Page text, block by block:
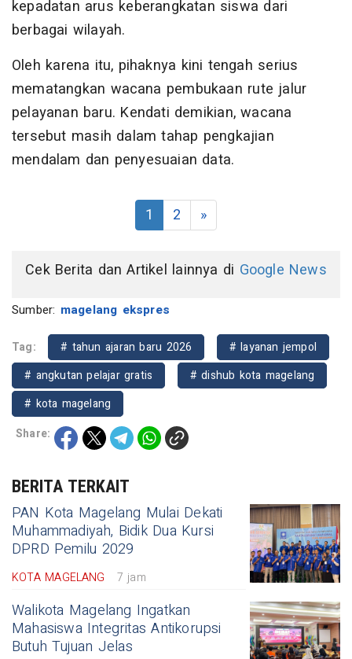
kepadatan arus keberangkatan siswa dari
berbagai wilayah.
Oleh karena itu, pihaknya kini tengah serius
mematangkan wacana pembukaan rute jalur
pelayanan baru. Kendati demikian, wacana
tersebut masih dalam tahap pengkajian
mendalam dan penyesuaian data.
1 2 »
Cek Berita dan Artikel lainnya di Google News
Sumber: magelang ekspres
Tag: # tahun ajaran baru 2026
# layanan jempol
# angkutan pelajar gratis
# dishub kota magelang
# kota magelang
Share:
BERITA TERKAIT
PAN Kota Magelang Mulai Dekati
Muhammadiyah, Bidik Dua Kursi
DPRD Pemilu 2029
KOTA MAGELANG 7 jam
Walikota Magelang Ingatkan
Mahasiswa Integritas Antikorupsi
Butuh Tujuan Jelas